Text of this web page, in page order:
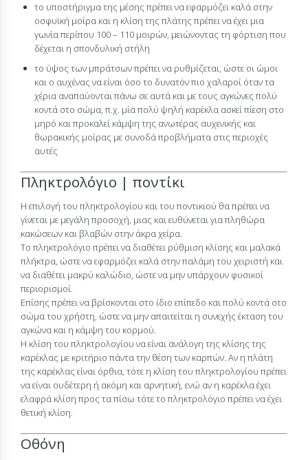
το υποστήριγμα της μέσης πρέπει να εφαρμόζει καλά στην
οσφυϊκή μοίρα και η κλίση της πλάτης πρέπει να έχει μια
γωνία περίπου 100 – 110 μοιρών, μειώνοντας τη φόρτιση που
δέχεται η σπονδυλική στήλη
το ύψος των μπράτσων πρέπει να ρυθμίζεται, ώστε οι ώμοι
και ο αυχένας να είναι όσο το δυνατόν πιο χαλαροί όταν τα
χέρια αναπαύονται πάνω σε αυτά και με τους αγκώνες πολύ
κοντά στο σώμα, π.χ. μία πολύ ψηλή καρέκλα ασκεί πίεση στο
μηρό και προκαλεί κάμψη της ανωτέρας αυχενικής και
θωρακικής μοίρας με συνοδά προβλήματα στις περιοχές
αυτές
Πληκτρολόγιο | ποντίκι
Η επιλογή του πληκτρολογίου και του ποντικιού θα πρέπει να
γίνεται με μεγάλη προσοχή, μιας και ευθύνεται για πληθώρα
κακώσεων και βλαβών στην άκρα χείρα.
Το πληκτρολόγιο πρέπει να διαθέτει ρύθμιση κλίσης και μαλακά
πλήκτρα, ώστε να εφαρμόζει καλά στην παλάμη του χειριστή και
να διαθέτει μακρύ καλώδιο, ώστε να μην υπάρχουν φυσικοί
περιορισμοί.
Επίσης πρέπει να βρίσκονται στο ίδιο επίπεδο και πολύ κοντά στο
σώμα του χρήστη, ώστε να μην απαιτείται η συνεχής έκταση του
αγκώνα και η κάμψη του κορμού.
Η κλίση του πληκτρολογίου να είναι ανάλογη της κλίσης της
καρέκλας με κριτήριο πάντα την θέση των καρπών. Αν η πλάτη
της καρέκλας είναι όρθια, τότε η κλίση του πληκτρολογίου πρέπει
να είναι ουδέτερη ή ακόμη και αρνητική, ενώ αν η καρέκλα έχει
ελαφρά κλίση προς τα πίσω τότε το πληκτρολόγιο πρέπει να έχει
θετική κλίση.
Οθόνη